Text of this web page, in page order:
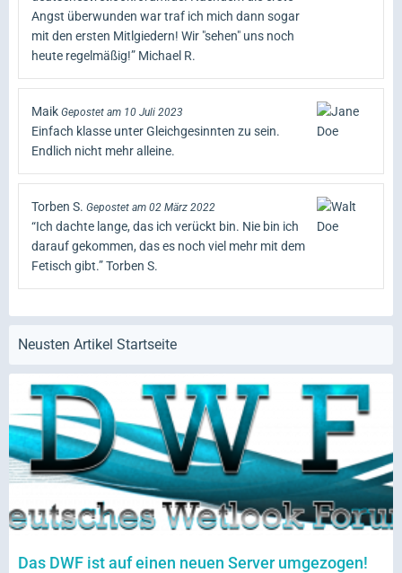
Angst überwunden war traf ich mich dann sogar
mit den ersten Mitlgiedern! Wir "sehen" uns noch
heute regelmäßig!” Michael R.
Maik Gepostet am 10 Juli 2023
Einfach klasse unter Gleichgesinnten zu sein.
Endlich nicht mehr alleine.
Torben S. Gepostet am 02 März 2022
“Ich dachte lange, das ich verückt bin. Nie bin ich
darauf gekommen, das es noch viel mehr mit dem
Fetisch gibt.” Torben S.
Neusten Artikel Startseite
Das DWF ist auf einen neuen Server umgezogen!